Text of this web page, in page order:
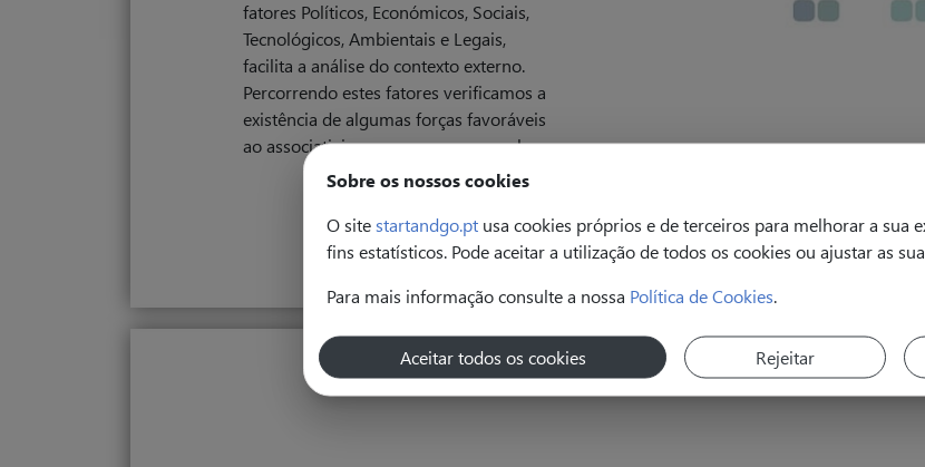
Sobre os nossos cookies
O sitestartandgo.pt usa cookies próprios e de terceiros para melhorar a sua
fins estatísticos. Pode aceitar a utilização de todos os cookies ou ajustar as
Para mais informação consulte a nossa Política de Cookies.
Aceitar todos os cookies Rejeitar
fatores Políticos, Económicos, Sociais,
Tecnológicos, Ambientais e Legais,
facilita a análise do contexto externo.
Percorrendo estes fatores verificamos a
existência de algumas forças favoráveis
ao associativismo, como por exemplo: